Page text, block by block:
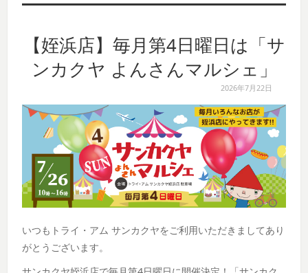
【姪浜店】毎月第4日曜日は「サ
ンカクヤ よんさんマルシェ」
2026年7月22日
いつもトライ・アム サンカクヤをご利用いただきましてあり
がとうございます。